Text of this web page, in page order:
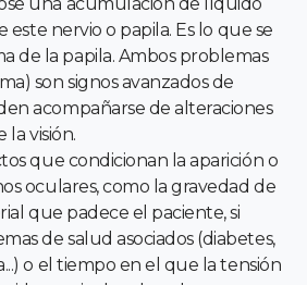
una acumulación de líquido
este nervio o papila. Es lo que se
de la papila. Ambos problemas
son signos avanzados de
acompañarse de alteraciones
la visión.
que condicionan la aparición o
oculares, como la gravedad de
que padece el paciente, si
de salud asociados (diabetes,
o el tiempo en el que la tensión